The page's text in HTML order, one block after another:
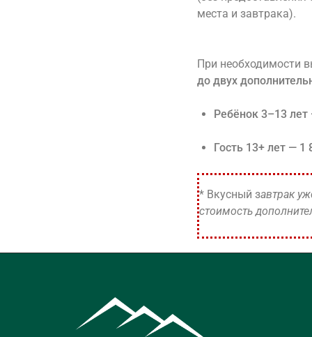
места и завтрака).
При необходимости
до двух
Ребёнок 3–13
Гость 13+ лет — 1
* Вкусный завтрак
стоимость